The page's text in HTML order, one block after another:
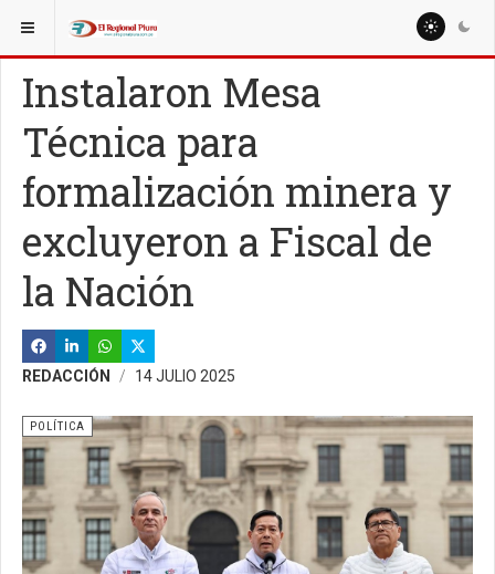
ESTÁ AQUÍ: NACIONALES
Instalaron Mesa
Técnica para
formalización minera y
excluyeron a Fiscal de
la Nación
REDACCIÓN 14 JULIO 2025
POLÍTICA